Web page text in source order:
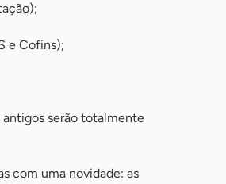
e Cofins);
serão totalmente
com uma novidade: as